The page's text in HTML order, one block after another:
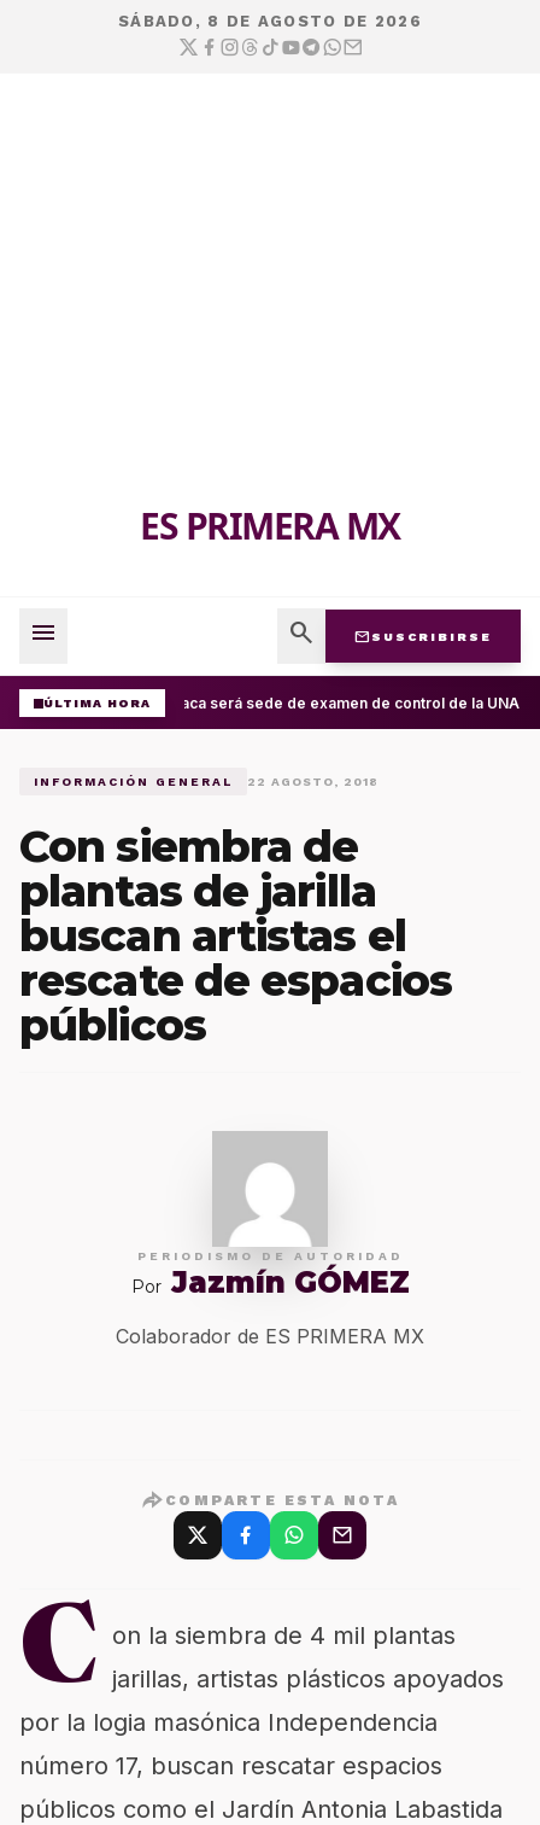
SÁBADO, 8 DE AGOSTO DE 2026
ES PRIMERA MX
menu search mail SUSCRIBIRSE
ÚLTIMA HORAOaxaca será sede de examen de control de la
INFORMACIÓN GENERAL 22 AGOSTO, 2018
Con siembra de
plantas de jarilla
buscan artistas el
rescate de espacios
públicos
PERIODISMO DE AUTORIDAD
Por Jazmín GÓMEZ
Colaborador de ES PRIMERA MX
COMPARTE ESTA NOTA
C on la siembra de 4 mil plantas
jarillas, artistas plásticos apoyados
por la logia masónica Independencia
número 17, buscan rescatar espacios
públicos como el Jardín Antonia Labastida